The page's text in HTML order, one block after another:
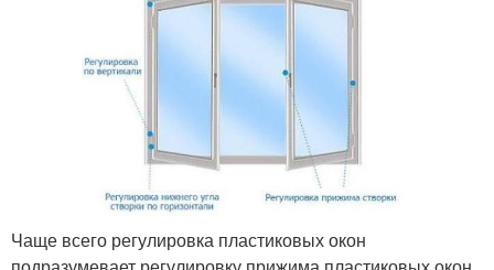
Чаще всего регулировка пластиковых окон